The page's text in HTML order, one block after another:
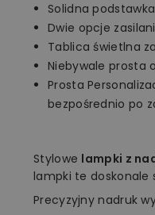
Solidna
Dwie opcje
Tablica świetlna
Niebywale prosta
Prosta
bezpośrednio po
Stylowe lampki z
lampki te doskonale
Precyzyjny nadruk